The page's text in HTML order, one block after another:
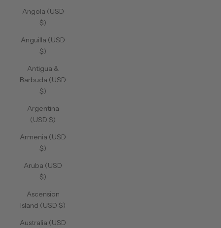
Angola (USD
$)
Anguilla (USD
$)
Antigua &
Barbuda (USD
$)
Argentina
(USD $)
Armenia (USD
$)
Aruba (USD
$)
Ascension
Island (USD $)
Australia (USD